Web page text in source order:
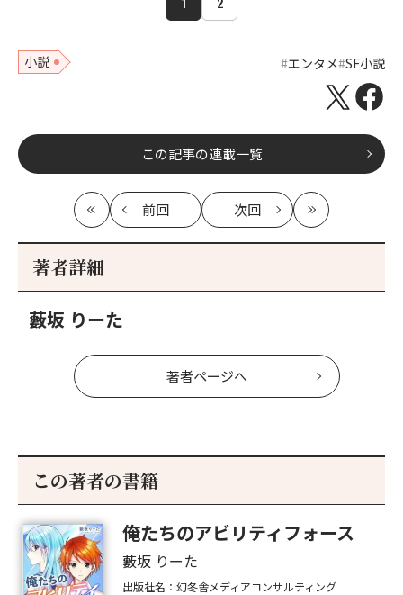
小説 エンタメ SF小説
この記事の連載一覧
最
初
前回
記
次回
記
最
新
著者詳細
藪坂 りーた
著者ページへ
この著者の書籍
俺たちのアビリティフォース
藪坂 りーた
出版社名：幻冬舎メディアコンサルティング